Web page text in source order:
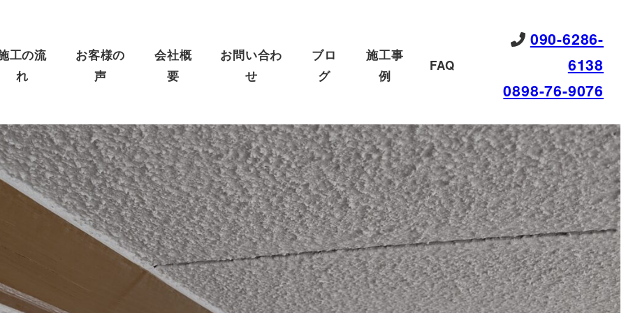
工の流
れ
お客様の
声
会社概
要
お問い合わ
せ
ブロ
グ
施工事
例
FAQ
090-6286-
6138
0898-76-9076